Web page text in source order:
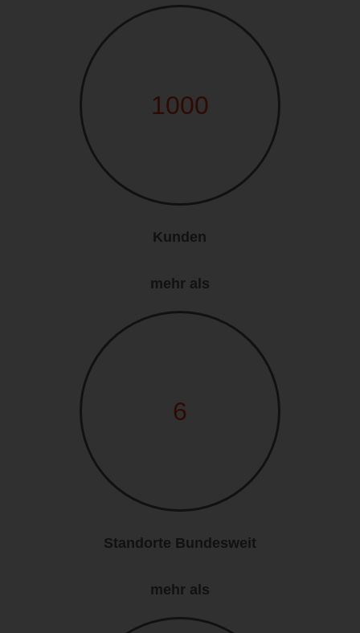
1000
Kunden
mehr als
6
Standorte Bundesweit
mehr als